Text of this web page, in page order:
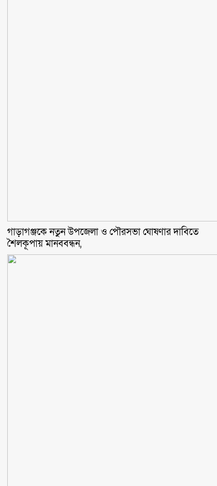
গাড়াগঞ্জকে নতুন উপজেলা ও পৌরসভা ঘোষণার দাবিতে
শৈলকূপায় মানববন্ধন,